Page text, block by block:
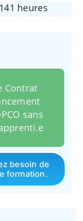
heures
Contrat
sans
besoin de
formation.